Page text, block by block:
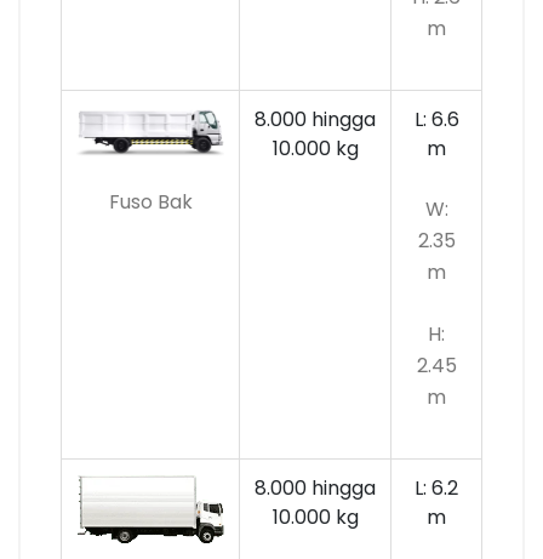
m
Fuso Bak
8.000 hingga
10.000kg
L: 6.6
m
W:
2.35
m
H:
2.45
m
8.000 hingga
10.000 kg
L: 6.2
m